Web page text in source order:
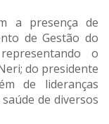
a presença de
de Gestão do
o
do presidente
de lideranças
de diversos